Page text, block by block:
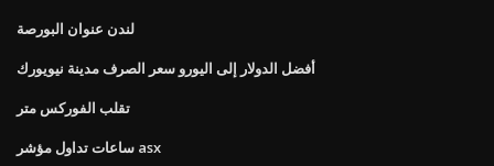
لندن عنوان البورصة
أفضل الدولار إلى اليورو سعر الصرف مدينة نيويورك
تقلب الفوركس متر
ساعات تداول مؤشر asx